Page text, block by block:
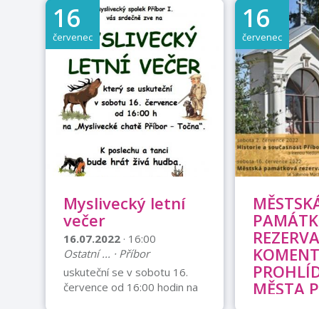
DAHEE PARK - SOPRÁN GU
JUAN - SOPRÁN KANG SEDL
- SOPRÁN MINDSOOK PARK
- SOPRÁN SUJI KIM -
SOPRÁN
filmu se
Král ocitl v
V druhém
počátku
(Anna
psycholožku,
partnerské
říct, že
dobré období.
doporučení
trochu míjejí
dostává
ordinaci a
svého přítele
Nejlepším
trable je vyr
16
červenec
Myslivecký letní
večer
16.07.2022 · 16:00
Ostatní ... · Příbor
uskuteční se v sobotu 16.
července od 16:00 hodin na
16
červenec
MĚSTA